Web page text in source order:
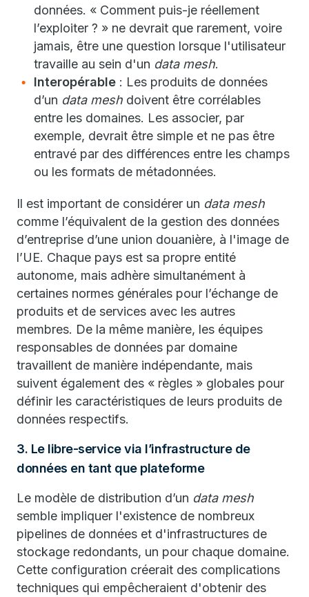
données. « Comment puis-je réellement
l’exploiter ? » ne devrait que rarement, voire
jamais, être une question lorsque l'utilisateur
travaille au sein d'un data mesh.
Interopérable : Les produits de données
d’un data mesh doivent être corrélables
entre les domaines. Les associer, par
exemple, devrait être simple et ne pas être
entravé par des différences entre les champs
ou les formats de métadonnées.
Il est important de considérer un data mesh
comme l’équivalent de la gestion des données
d’entreprise d’une union douanière, à l'image de
l’UE. Chaque pays est sa propre entité
autonome, mais adhère simultanément à
certaines normes générales pour l’échange de
produits et de services avec les autres
membres. De la même manière, les équipes
responsables de données par domaine
travaillent de manière indépendante, mais
suivent également des « règles » globales pour
définir les caractéristiques de leurs produits de
données respectifs.
3. Le libre-service via l’infrastructure de
données en tant que plateforme
Le modèle de distribution d’un data mesh
semble impliquer l'existence de nombreux
pipelines de données et d'infrastructures de
stockage redondants, un pour chaque domaine.
Cette configuration créerait des complications
techniques qui empêcheraient d'obtenir des